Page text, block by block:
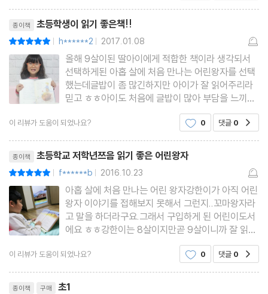
종이책 초등학생이 읽기 좋은책!!
| h******2 | 2017.01.08
올해 9살이된 딸아이에게 적합한 책이라 생각되서
선택하게된 아홉 살에 처음 만나는 어린왕자를 선택
했는데글밥이 좀 많긴하지만 아이가 잘 읽어주리라
믿고 ㅎㅎ아이도 처음에 글밥이 많아 부담을 느끼는
듯 하지만 천천히 잘 읽고 있답니다^^아이가 책을
다 읽고나서 책에대한 느낌이 어떨지 정말 기대가됩
니다~아이도 엄마도 좋아할 만한 아홉 살에 처음 만
나는 어린왕자 초등학생이
이 리뷰가 도움이 되었나요? 0 댓글 0
종이책 초등학교 저학년쯔음 읽기 좋은 어린왕자
| f******b | 2016.10.23
아홉 살에 처음 만나는 어린 왕자강한이가 아직 어린
왕자 이야기를 접해보지 못해서 그런지..꼬마왕자라
고 말을 하더라구요.그래서 구입하게 된 어린이도서
에요 ㅎㅎ강한이는 8살이지만곧 9살이니까 잘 읽을
수 있겠..죠..?명작이니 만큼이렇게 읽어두는 것도
좋을 것 같은.일러스트가 참으로 따스한 느낌이에요
~아이들을 위한 어린왕자라서보기에도 편하고 눈에
더 잘 들어오더
이 리뷰가 도움이 되었나요? 0 댓글 0
종이책 구매 초1